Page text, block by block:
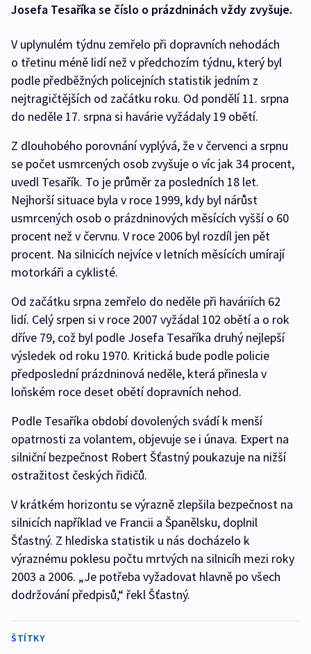
Josefa Tesaříka se číslo o prázdninách vždy zvyšuje.
V uplynulém týdnu zemřelo při dopravních nehodách
o třetinu méně lidí než v předchozím týdnu, který byl
podle předběžných policejních statistik jedním z
nejtragičtějších od začátku roku. Od pondělí 11. srpna
do neděle 17. srpna si havárie vyžádaly 19 obětí.
Z dlouhobého porovnání vyplývá, že v červenci a srpnu
se počet usmrcených osob zvyšuje o víc jak 34 procent,
uvedl Tesařík. To je průměr za posledních 18 let.
Nejhorší situace byla v roce 1999, kdy byl nárůst
usmrcených osob o prázdninových měsících vyšší o 60
procent než v červnu. V roce 2006 byl rozdíl jen pět
procent. Na silnicích nejvíce v letních měsících umírají
motorkáři a cyklisté.
Od začátku srpna zemřelo do neděle při haváriích 62
lidí. Celý srpen si v roce 2007 vyžádal 102 obětí a o rok
dříve 79, což byl podle Josefa Tesaříka druhý nejlepší
výsledek od roku 1970. Kritická bude podle policie
předposlední prázdninová neděle, která přinesla v
loňském roce deset obětí dopravních nehod.
Podle Tesaříka období dovolených svádí k menší
opatrnosti za volantem, objevuje se i únava. Expert na
silniční bezpečnost Robert Šťastný poukazuje na nižší
ostražitost českých řidičů.
V krátkém horizontu se výrazně zlepšila bezpečnost na
silnicích například ve Francii a Španělsku, doplnil
Šťastný. Z hlediska statistik u nás docházelo k
výraznému poklesu počtu mrtvých na silnicíh mezi roky
2003 a 2006. „Je potřeba vyžadovat hlavně po všech
dodržování předpisů,“ řekl Šťastný.
ŠTÍTKY